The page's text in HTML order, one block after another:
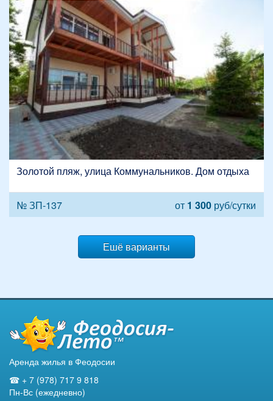
Золотой пляж, улица Коммунальников. Дом отдыха
№ ЗП-137 от 1 300 руб/сутки
Ешё варианты
Аренда жилья в Феодосии
☎ + 7 (978) 717 9 818
Пн-Вс (ежедневно)